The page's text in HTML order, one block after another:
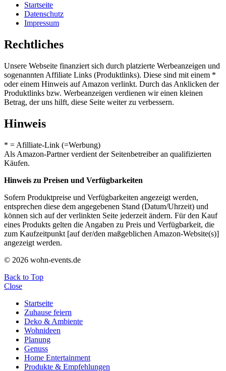
Startseite
Datenschutz
Impressum
Rechtliches
Unsere Webseite finanziert sich durch platzierte Werbeanzeigen und
sogenannten Affiliate Links (Produktlinks). Diese sind mit einem *
oder einem Hinweis auf Amazon verlinkt. Durch das Anklicken der
Produktlinks bzw. Werbeanzeigen verdienen wir einen kleinen
Betrag, der uns hilft, diese Seite weiter zu verbessern.
Hinweis
* = Afilliate-Link (=Werbung)
Als Amazon-Partner verdient der Seitenbetreiber an qualifizierten
Käufen.
Hinweis zu Preisen und Verfügbarkeiten
Sofern Produktpreise und Verfügbarkeiten angezeigt werden,
entsprechen diese dem angegebenen Stand (Datum/Uhrzeit) und
können sich auf der verlinkten Seite jederzeit ändern. Für den Kauf
eines Produkts gelten die Angaben zu Preis und Verfügbarkeit, die
zum Kaufzeitpunkt [auf der/den maßgeblichen Amazon-Website(s)]
angezeigt werden.
© 2026 wohn-events.de
Back to Top
Close
Startseite
Zuhause feiern
Deko & Ambiente
Wohnideen
Planung
Genuss
Home Entertainment
Produkte & Empfehlungen